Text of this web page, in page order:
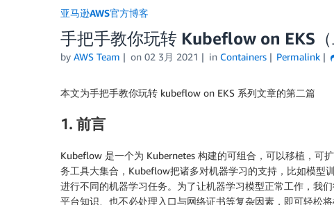
亚马逊AWS官方博客
手把手教你玩转 Kubeflow on EKS（
by AWS Team on 02 3月 2021 in Containers Permalink
本文为手把手教你玩转 kubeflow on EKS 系列文章的第二篇
1. 前言
Kubeflow 是一个为 Kubernetes 构建的可组合，可以移植，可
务工具大集合，Kubeflow把诸多对机器学习的支持，比如模型
进行不同的机器学习任务。为了让机器学习模型正常工作，我
平台知识、也不必处理入口与网络证书等复杂因素，即可轻松将